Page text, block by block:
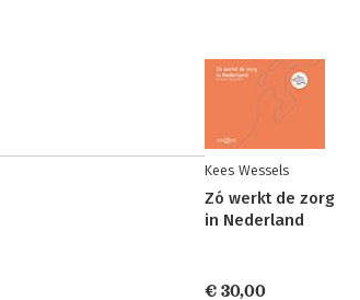
Kees Wessels
Zó werkt de zorg
in Nederland
€ 30,00